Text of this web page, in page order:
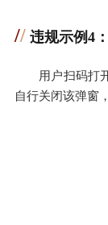
// 违规示例4
用户扫码打
自行关闭该弹窗